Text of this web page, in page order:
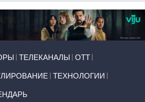
ТЕЛЕКАНАЛЫ ОТТ
ТЕХНОЛОГИИ